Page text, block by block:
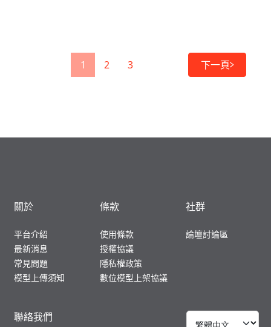
1 2 3 下一頁
關於
平台介紹
最新消息
常見問題
模型上傳須知
條款
使用條款
授權協議
隱私權政策
數位模型上架協議
社群
論壇討論區
聯絡我們